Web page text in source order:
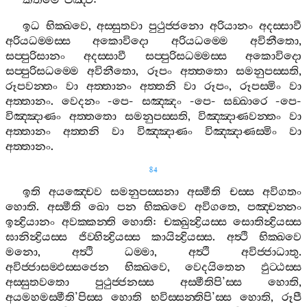
ඉධ භික‍්ඛවෙ,අස‍්සුතවා පුථුජ‍්ජනො අරියානං අදස‍්සාවී
අරියධම‍්මස‍්ස
අකොවිදො අරියධම‍්මෙ අවිනීතො,
සප‍්පුරිසානං
අදස‍්සාවී සප‍්පුරිසධම‍්මස‍්ස
අකොවිදො
සප‍්පුරිසධම‍්මෙ
අවිනීතො, රූපං අත‍්තතො සමනුපස‍්සති,
රූපවන‍්තං
වා අත‍්තානං අත‍්තනි වා රූපං,රූපස‍්මිං
වා
අත‍්තානං. වෙදනං-පෙ-සඤ‍්ඤං -පෙ-සඞ‍්ඛාරෙ-පෙ-
විඤ‍්ඤාණං
අත‍්තතො සමනුපස‍්සති,විඤ‍්ඤාණවන‍්තං
වා
අත‍්තානං
අත‍්තනි වා විඤ‍්ඤාණං විඤ‍්ඤාණස‍්මිං
වා
අත‍්තානං.
84
ඉති අයඤ‍්චෙව සමනුපස‍්සනා අස‍්මීති චස‍්ස
අවිගතං
හොති. අස‍්මීති ඛො පන භික‍්ඛවෙ අවිගතෙ, පඤ‍්චන‍්නං
ඉන්‍ද්‍රියානං අවක‍්කන‍්ති හොති: චක‍්ඛුන්‍ද්‍රියස‍්ස සොතින්‍ද්‍රියස‍්ස
ඝානින්‍ද්‍රියස‍්ස
ජිව‍්හින්‍ද්‍රියස‍්ස කායින්‍ද්‍රියස‍්ස. අත්‍ථි
භික‍්ඛවෙ
මනො, අත්‍ථි ධම‍්මා, අත්‍ථි අවිජ‍්ජාධාතු.
අවිජ‍්ජාසම‍්ඵස‍්සජෙන
භික‍්ඛවෙ,වෙදයිතෙන
ඵුට‍්ඨස‍්ස
අස‍්සුතවතො
පුථුජ‍්ජනස‍්ස අස‍්මීතිපි’ස‍්ස හොති,
අයමහමස‍්මීති’පිස‍්ස හොති භවිස‍්සන‍්තිපි’ස‍්ස හොති, රූපී